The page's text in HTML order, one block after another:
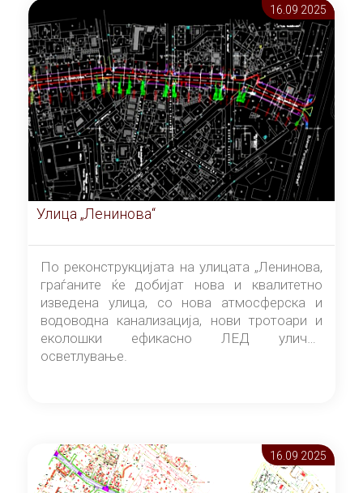
16.09 2025
Улица „Ленинова“
По реконструкцијата на улицата „Ленинова,
граѓаните ќе добијат нова и квалитетно
изведена улица, со нова атмосферска и
водоводна канализација, нови тротоари и
еколошки ефикасно ЛЕД улично
осветлување.
16.09 2025